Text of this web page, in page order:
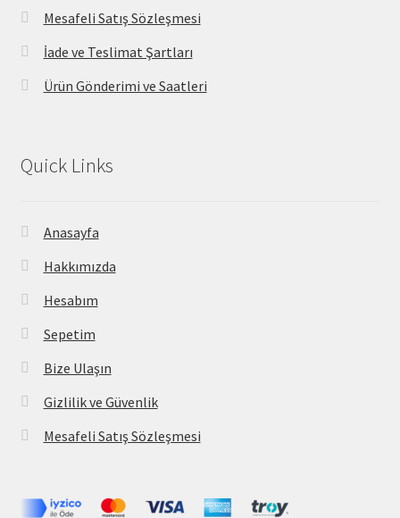
Mesafeli Satış Sözleşmesi
İade ve Teslimat Şartları
Ürün Gönderimi ve Saatleri
Quick Links
Anasayfa
Hakkımızda
Hesabım
Sepetim
Bize Ulaşın
Gizlilik ve Güvenlik
Mesafeli Satış Sözleşmesi